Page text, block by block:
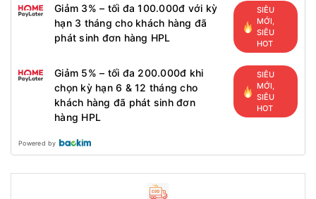
Giảm 3% – tối đa 100.000đ với kỳ
hạn 3 tháng cho khách hàng đã
phát sinh đơn hàng HPL
SIÊU
MỚI,
SIÊU
HOT
Giảm 5% – tối đa 200.000đ khi
chọn kỳ hạn 6 & 12 tháng cho
khách hàng đã phát sinh đơn
hàng HPL
SIÊU
MỚI,
SIÊU
HOT
Powered by